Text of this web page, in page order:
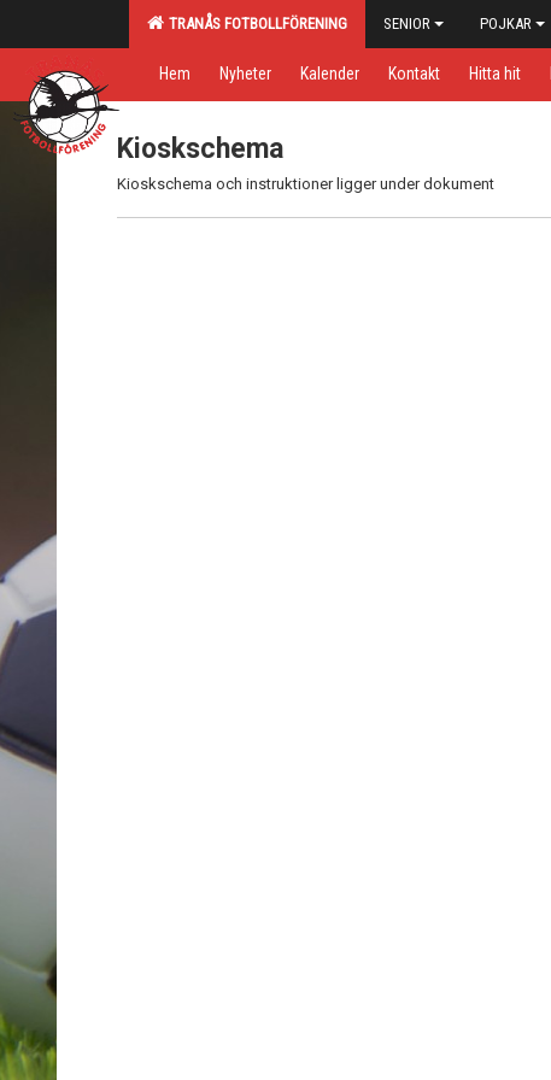
TRANÅS FOTBOLLFÖRENING SENIOR POJKAR
Hem Nyheter Kalender Kontakt Hitta hit
Kioskschema
Kioskschema och instruktioner ligger under dokument